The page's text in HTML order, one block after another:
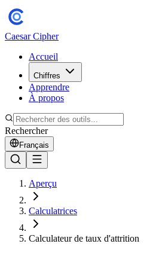
Caesar Cipher
Accueil
Chiffres
Apprendre
À propos
Rechercher
Français
Aperçu
Calculatrices
Calculateur de taux d'attrition